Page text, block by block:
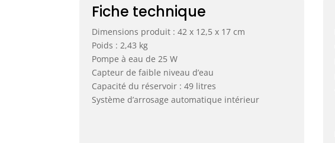
Fiche technique
Dimensions produit : 42 x 12,5 x 17 cm
Poids : 2,43 kg
Pompe à eau de 25 W
Capteur de faible niveau d’eau
Capacité du réservoir : 49 litres
Système d’arrosage automatique intérieur